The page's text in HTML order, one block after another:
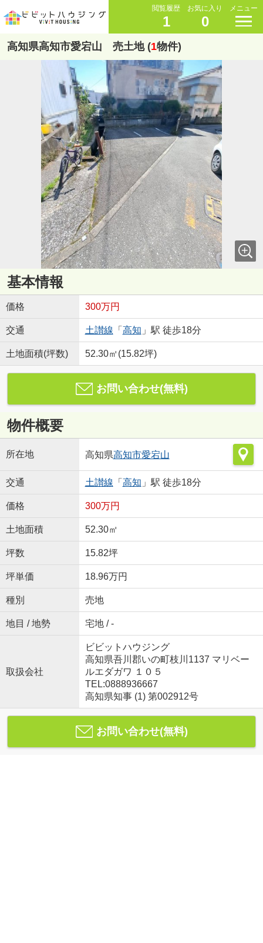
閲覧履歴
1
お気に入り
0
メニュー
高知県高知市愛宕山 売土地 (1物件)
基本情報
価格 300万円
交通 土讃線 「 高知 」駅 徒歩18分
土地面積(坪数) 52.30㎡(15.82坪)
お問い合わせ(無料)
物件概要
所在地 高知県高知市愛宕山
交通 土讃線 「 高知 」駅 徒歩18分
価格 300万円
土地面積 52.30㎡
坪数 15.82坪
坪単価 18.96万円
種別 売地
地目 / 地勢 宅地 / -
取扱会社
ビビットハウジング
高知県吾川郡いの町枝川1137 マリベー
ルエダガワ １０５
TEL:0888936667
高知県知事 (1) 第002912号
お問い合わせ(無料)